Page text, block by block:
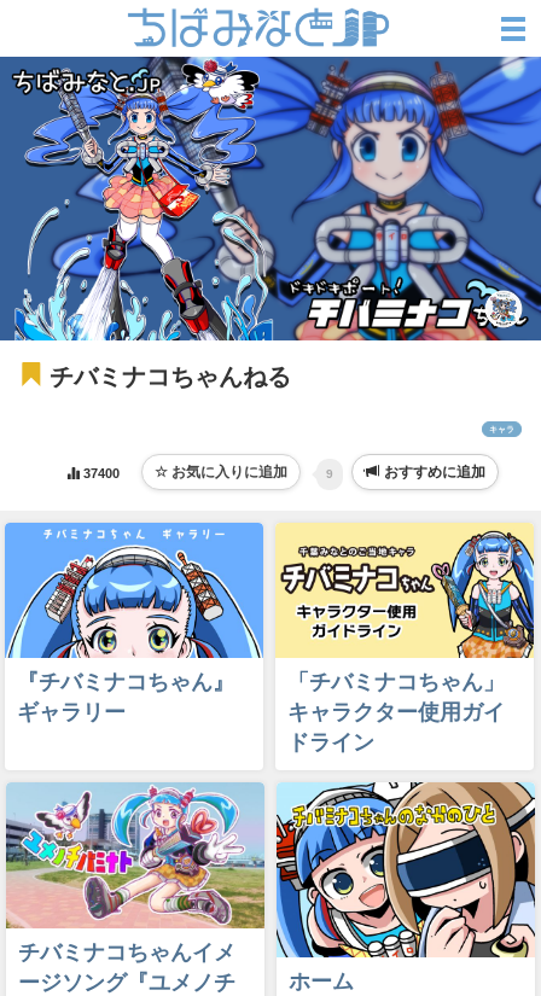
チバミナコちゃんねる
キャラ
37400 9 おすすめに追加
『チバミナコちゃん』
ギャラリー
「チバミナコちゃん」
キャラクター使用ガイ
ドライン
チバミナコちゃんイメ
ージソング『ユメノチ
ホーム